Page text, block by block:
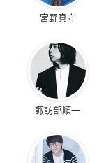
宮野真守
諏訪部順一